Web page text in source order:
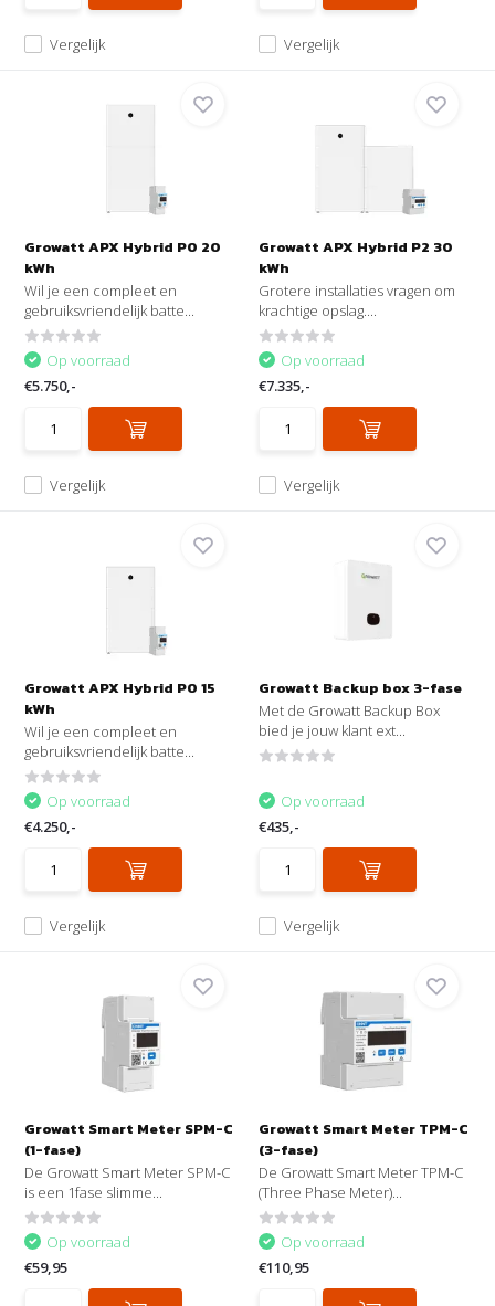
Vergelijk Vergelijk
Growatt APX Hybrid P0 20
kWh
Wil je een compleet en
gebruiksvriendelijk batte...
Vergelijk
Op voorraad
€5.750,-
Growatt APX Hybrid P2 30
kWh
Grotere installaties vragen om
krachtige opslag....
Vergelijk
Op voorraad
€7.335,-
Growatt APX Hybrid P0 15
kWh
Wil je een compleet en
gebruiksvriendelijk batte...
Vergelijk
Op voorraad
€4.250,-
Growatt Backup box 3-fase
Met de Growatt Backup Box
bied je jouw klant ext...
Vergelijk
Op voorraad
€435,-
Growatt Smart Meter SPM-C
(1-fase)
De Growatt Smart Meter SPM-C
is een 1fase slimme...
Op voorraad
€59,95
Growatt Smart Meter TPM-C
(3-fase)
De Growatt Smart Meter TPM-C
(Three Phase Meter)...
Op voorraad
€110,95